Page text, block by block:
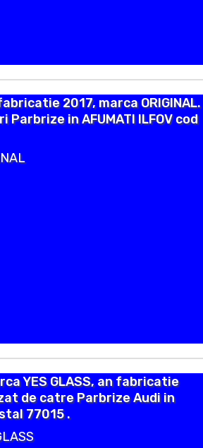
2017, marca ORIGINAL.
in AFUMATI ILFOV cod
YES GLASS, an fabricatie
de catre Parbrize Audi in
77015 .